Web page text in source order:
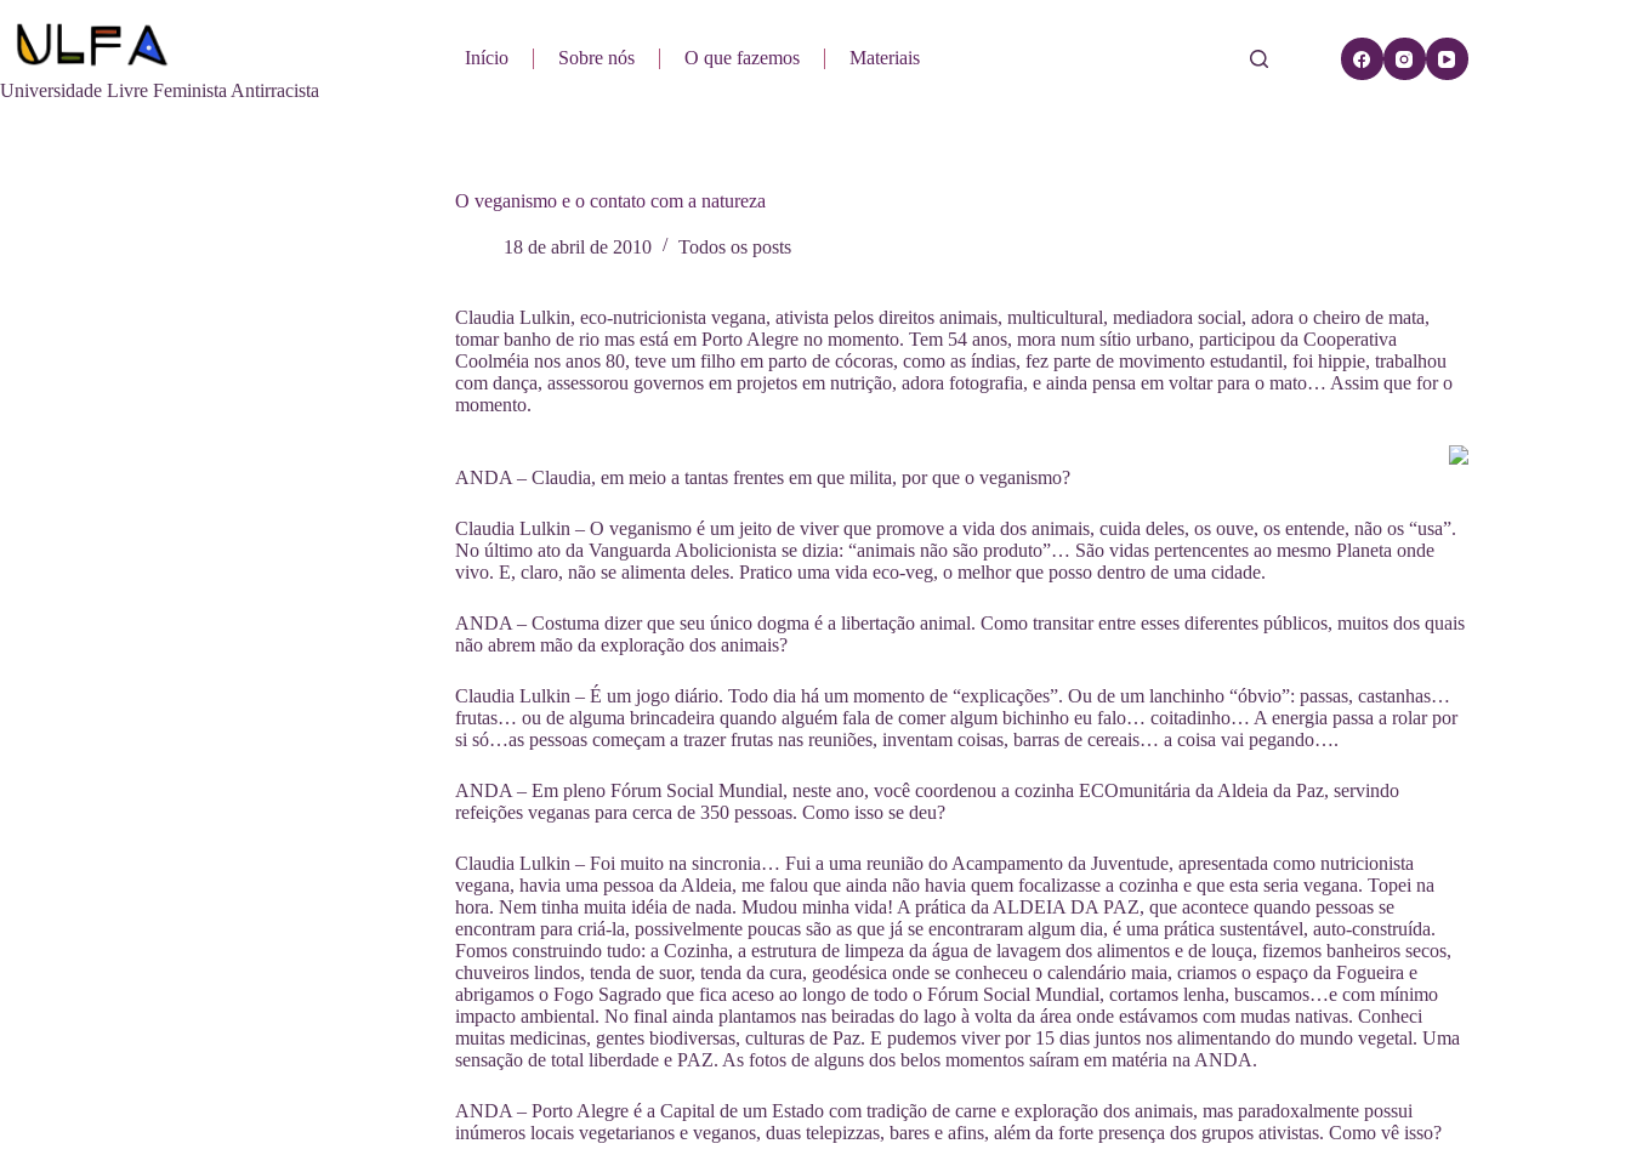
para
Universidade Livre Feminista Antirracista
Início Sobre nós O que fazemos Materiais
O veganismo e o contato com a natureza
18 de abril de 2010 Todos os posts
Claudia Lulkin, eco-nutricionista vegana, ativista pelos direitos animais, multicultural, mediadora social, adora o cheiro de mata,
tomar banho de rio mas está em Porto Alegre no momento. Tem 54 anos, mora num sítio urbano, participou da Cooperativa
Coolméia nos anos 80, teve um filho em parto de cócoras, como as índias, fez parte de movimento estudantil, foi hippie, trabalhou
com dança, assessorou governos em projetos em nutrição, adora fotografia, e ainda pensa em voltar para o mato… Assim que for o
momento.
ANDA – Claudia, em meio a tantas frentes em que milita, por que o veganismo?
Claudia Lulkin – O veganismo é um jeito de viver que promove a vida dos animais, cuida deles, os ouve, os entende, não os “usa”.
No último ato da Vanguarda Abolicionista se dizia: “animais não são produto”… São vidas pertencentes ao mesmo Planeta onde
vivo. E, claro, não se alimenta deles. Pratico uma vida eco-veg, o melhor que posso dentro de uma cidade.
ANDA – Costuma dizer que seu único dogma é a libertação animal. Como transitar entre esses diferentes públicos, muitos dos quais
não abrem mão da exploração dos animais?
Claudia Lulkin – É um jogo diário. Todo dia há um momento de “explicações”. Ou de um lanchinho “óbvio”: passas, castanhas…
frutas… ou de alguma brincadeira quando alguém fala de comer algum bichinho eu falo… coitadinho… A energia passa a rolar por
si só…as pessoas começam a trazer frutas nas reuniões, inventam coisas, barras de cereais… a coisa vai pegando….
ANDA – Em pleno Fórum Social Mundial, neste ano, você coordenou a cozinha ECOmunitária da Aldeia da Paz, servindo
refeições veganas para cerca de 350 pessoas. Como isso se deu?
Claudia Lulkin – Foi muito na sincronia… Fui a uma reunião do Acampamento da Juventude, apresentada como nutricionista
vegana, havia uma pessoa da Aldeia, me falou que ainda não havia quem focalizasse a cozinha e que esta seria vegana. Topei na
hora. Nem tinha muita idéia de nada. Mudou minha vida! A prática da ALDEIA DA PAZ, que acontece quando pessoas se
encontram para criá-la, possivelmente poucas são as que já se encontraram algum dia, é uma prática sustentável, auto-construída.
Fomos construindo tudo: a Cozinha, a estrutura de limpeza da água de lavagem dos alimentos e de louça, fizemos banheiros secos,
chuveiros lindos, tenda de suor, tenda da cura, geodésica onde se conheceu o calendário maia, criamos o espaço da Fogueira e
abrigamos o Fogo Sagrado que fica aceso ao longo de todo o Fórum Social Mundial, cortamos lenha, buscamos…e com mínimo
impacto ambiental. No final ainda plantamos nas beiradas do lago à volta da área onde estávamos com mudas nativas. Conheci
muitas medicinas, gentes biodiversas, culturas de Paz. E pudemos viver por 15 dias juntos nos alimentando do mundo vegetal. Uma
sensação de total liberdade e PAZ. As fotos de alguns dos belos momentos saíram em matéria na ANDA.
ANDA – Porto Alegre é a Capital de um Estado com tradição de carne e exploração dos animais, mas paradoxalmente possui
inúmeros locais vegetarianos e veganos, duas telepizzas, bares e afins, além da forte presença dos grupos ativistas. Como vê isso?